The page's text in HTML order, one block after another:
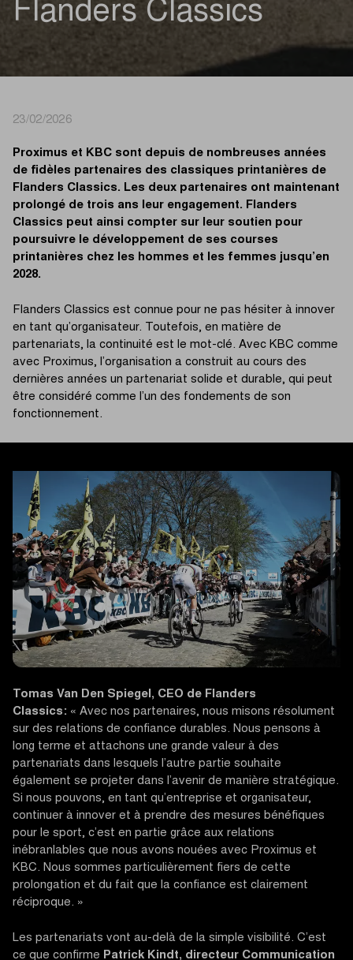
Flanders Classics
23/02/2026
Proximus et KBC sont depuis de nombreuses années
de fidèles partenaires des classiques printanières de
Flanders Classics. Les deux partenaires ont maintenant
prolongé de trois ans leur engagement. Flanders
Classics peut ainsi compter sur leur soutien pour
poursuivre le développement de ses courses
printanières chez les hommes et les femmes jusqu’en
2028.
Flanders Classics est connue pour ne pas hésiter à innover
en tant qu’organisateur. Toutefois, en matière de
partenariats, la continuité est le mot-clé. Avec KBC comme
avec Proximus, l’organisation a construit au cours des
dernières années un partenariat solide et durable, qui peut
être considéré comme l’un des fondements de son
fonctionnement.
Tomas Van Den Spiegel, CEO de Flanders
Classics: « Avec nos partenaires, nous misons résolument
sur des relations de confiance durables. Nous pensons à
long terme et attachons une grande valeur à des
partenariats dans lesquels l’autre partie souhaite
également se projeter dans l’avenir de manière stratégique.
Si nous pouvons, en tant qu’entreprise et organisateur,
continuer à innover et à prendre des mesures bénéfiques
pour le sport, c’est en partie grâce aux relations
inébranlables que nous avons nouées avec Proximus et
KBC. Nous sommes particulièrement fiers de cette
prolongation et du fait que la confiance est clairement
réciproque. »
Les partenariats vont au-delà de la simple visibilité. C’est
ce que confirme Patrick Kindt, directeur Communication